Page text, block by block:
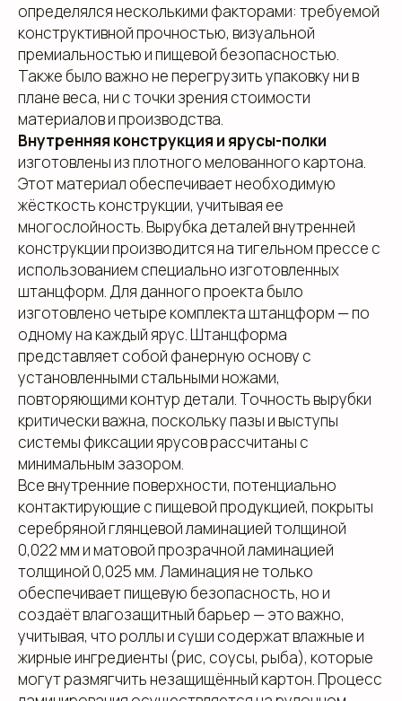
определялся несколькими факторами: требуемой
конструктивной прочностью, визуальной
премиальностью и пищевой безопасностью.
Также было важно не перегрузить упаковку ни в
плане веса, ни с точки зрения стоимости
материалов и производства.
Внутренняя конструкция и ярусы-полки
изготовлены из плотного мелованного картона.
Этот материал обеспечивает необходимую
жёсткость конструкции, учитывая ее
многослойность. Вырубка деталей внутренней
конструкции производится на тигельном прессе с
использованием специально изготовленных
штанцформ. Для данного проекта было
изготовлено четыре комплекта штанцформ — по
одному на каждый ярус. Штанцформа
представляет собой фанерную основу с
установленными стальными ножами,
повторяющими контур детали. Точность вырубки
критически важна, поскольку пазы и выступы
системы фиксации ярусов рассчитаны с
минимальным зазором.
Все внутренние поверхности, потенциально
контактирующие с пищевой продукцией, покрыты
серебряной глянцевой ламинацией толщиной
0,022 мм и матовой прозрачной ламинацией
толщиной 0,025 мм. Ламинация не только
обеспечивает пищевую безопасность, но и
создаёт влагозащитный барьер — это важно,
учитывая, что роллы и суши содержат влажные и
жирные ингредиенты (рис, соусы, рыба), которые
могут размягчить незащищённый картон. Процесс